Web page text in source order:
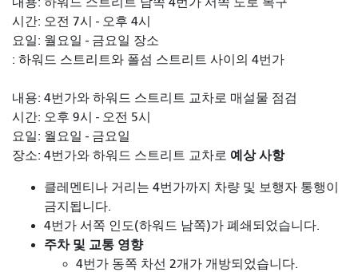
시간: 오전 7시 - 오후 4시
요일: 월요일 - 금요일 장소
: 하워드 스트리트와 폴섬 스트리트 사이의 4번가
내용: 4번가와 하워드 스트리트 교차로 매설물 점검
시간: 오후 9시 - 오전 5시
요일: 월요일 - 금요일
장소: 4번가와 하워드 스트리트 교차로 예상 사항
클레멘티나 거리는 4번가까지 차량 및 보행자 통행이
금지됩니다.
4번가 서쪽 인도(하워드 남쪽)가 폐쇄되었습니다.
주차 및 교통 영향
4번가 동쪽 차선 2개가 개방되었습니다.